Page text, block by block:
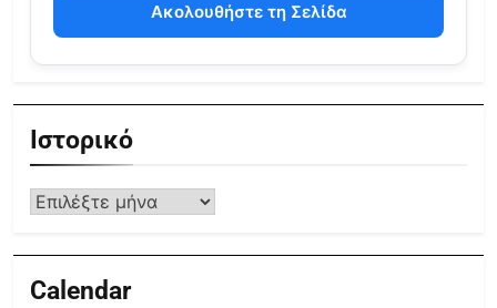
Ακολουθήστε τη Σελίδα
Ιστορικό
Calendar